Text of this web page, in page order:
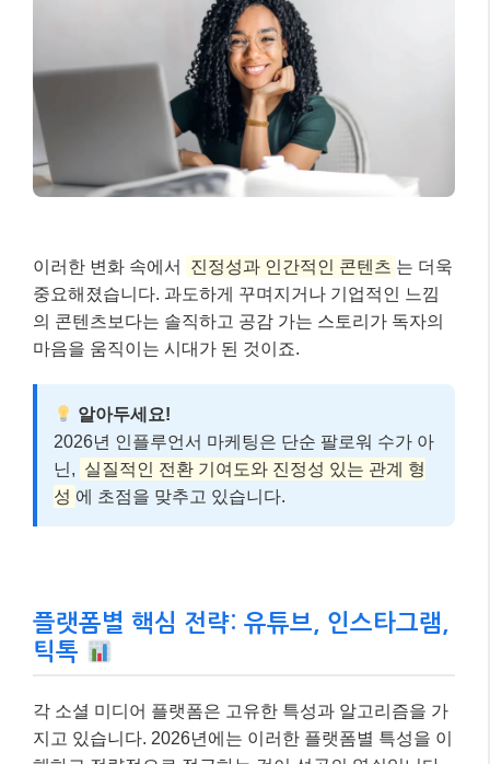
이러한 변화 속에서 진정성과 인간적인 콘텐츠 는 더욱
중요해졌습니다. 과도하게 꾸며지거나 기업적인 느낌
의 콘텐츠보다는 솔직하고 공감 가는 스토리가 독자의
마음을 움직이는 시대가 된 것이죠.
알아두세요!
2026년 인플루언서 마케팅은 단순 팔로워 수가 아
닌, 실질적인 전환 기여도와 진정성 있는 관계 형
성 에 초점을 맞추고 있습니다.
플랫폼별 핵심 전략: 유튜브, 인스타그램,
틱톡
각 소셜 미디어 플랫폼은 고유한 특성과 알고리즘을 가
지고 있습니다. 2026년에는 이러한 플랫폼별 특성을 이